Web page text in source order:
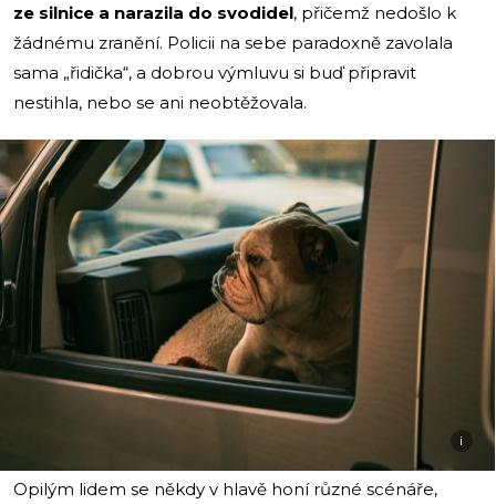
ze silnice a narazila do svodidel, přičemž nedošlo k
žádnému zranění. Policii na sebe paradoxně zavolala
sama „řidička“, a dobrou výmluvu si buď připravit
nestihla, nebo se ani neobtěžovala.
i
Opilým lidem se někdy v hlavě honí různé scénáře,